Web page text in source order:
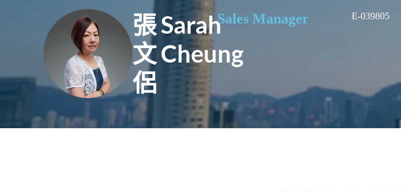
張
文
侶
Sarah
Cheung
Sales Manager E-039805